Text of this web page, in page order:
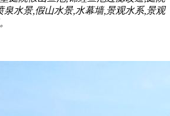
泉水景,假山水景,水幕墙,景观水系,景观